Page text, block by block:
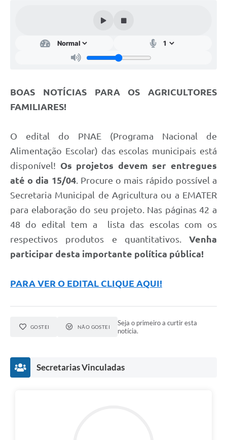
Galeria de Vídeos
Links
Enquete
SIC
Fotos - Eventos Oficiais
BOAS NOTÍCIAS PARA OS AGRICULTORES
FAMILIARES!
O edital do PNAE (Programa Nacional de
Alimentação Escolar) das escolas municipais está
disponível! Os projetos devem ser entregues
até o dia 15/04. Procure o mais rápido possível a
Secretaria Municipal de Agricultura ou a EMATER
para elaboração do seu projeto. Nas páginas 42 a
48 do edital tem a lista das escolas com os
respectivos produtos e quantitativos.Venha
participar desta importante política pública!
PARA VER O EDITAL CLIQUE AQUI!
GOSTEI NÃO GOSTEI
Seja o primeiro a curtir esta
notícia.
Secretarias Vinculadas